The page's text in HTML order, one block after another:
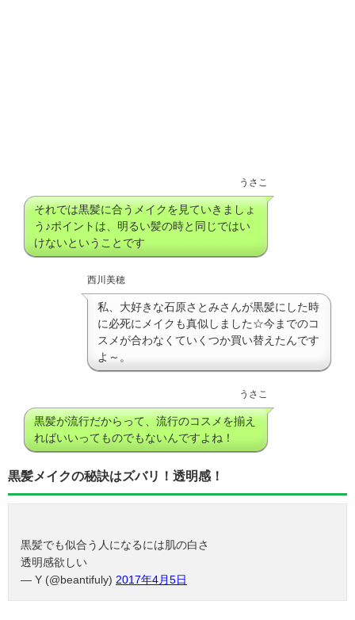
うさこ
それでは黒髪に合うメイクを見ていきましょ
う♪ポイントは、明るい髪の時と同じではい
けないということです
西川美穂
私、大好きな石原さとみさんが黒髪にした時
に必死にメイクも真似しました☆今までのコ
スメが合わなくていくつか買い替えたんです
よ～。
うさこ
黒髪が流行だからって、流行のコスメを揃え
ればいいってものでもないんですよね！
黒髪メイクの秘訣はズバリ！透明感！
黒髪でも似合う人になるには肌の白さ
透明感欲しい
— Y (@beantifuly) 2017年4月5日